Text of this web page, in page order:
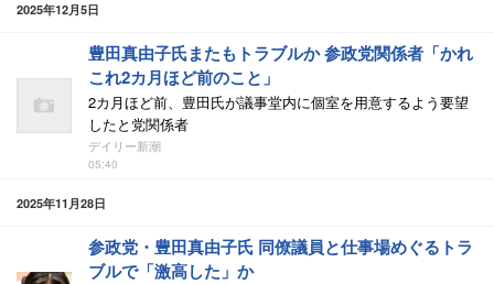
2025年12月5日
豊田真由子氏またもトラブルか 参政党関係者「かれ
これ2カ月ほど前のこと」
2カ月ほど前、豊田氏が議事堂内に個室を用意するよう要望
したと党関係者
デイリー新潮
05:40
2025年11月28日
参政党・豊田真由子氏 同僚議員と仕事場めぐるトラ
ブルで「激高した」か